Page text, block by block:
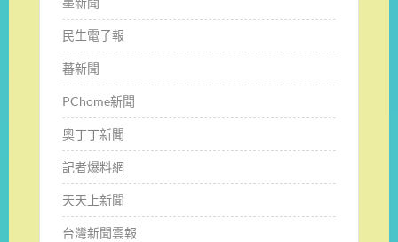
民生電子報
蕃新聞
PChome新聞
奧丁丁新聞
記者爆料網
天天上新聞
台灣新聞雲報